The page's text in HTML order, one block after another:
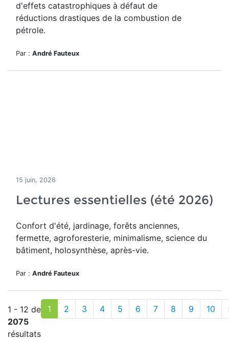
d'effets catastrophiques à défaut de
réductions drastiques de la combustion de
pétrole.
Par : André Fauteux
15 juin, 2026
Lectures essentielles (été 2026)
Confort d'été, jardinage, forêts anciennes,
fermette, agroforesterie, minimalisme, science du
bâtiment, holosynthèse, après-vie.
Par : André Fauteux
1 - 12 de
2075
résultats
1 2 3 4 5 6 7 8 9 10